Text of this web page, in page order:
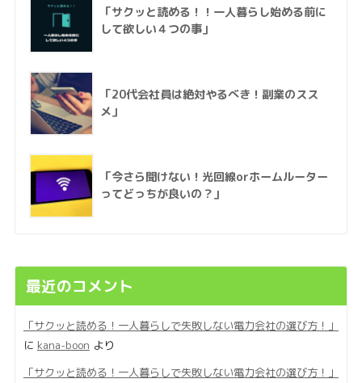
「サクッと読める！！一人暮らし始める前に
して欲しい４つの事」
「20代会社員は絶対やるべき！副業のスス
メ」
「今さら聞けない！光回線orホームルーター
ってどっちが良いの？」
最近のコメント
「サクッと読める！一人暮らしで失敗しない電力会社の選び方！」
に kana-boon より
「サクッと読める！一人暮らしで失敗しない電力会社の選び方！」